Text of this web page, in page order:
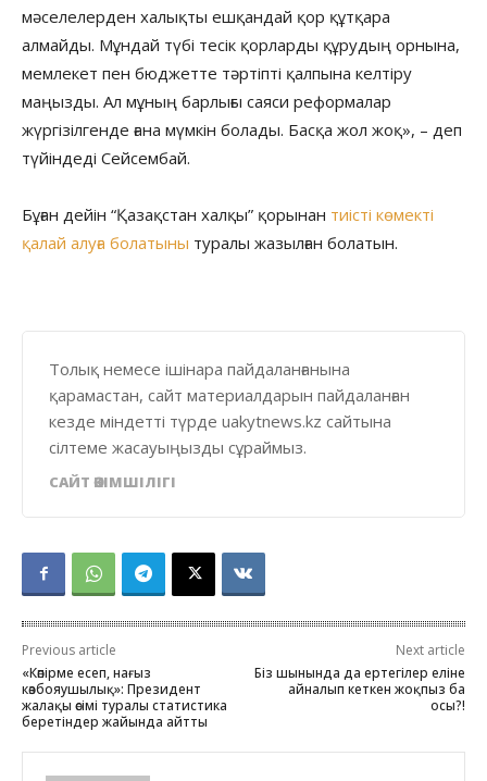
мәселелерден халықты ешқандай қор құтқара
алмайды. Мұндай түбі тесік қорларды құрудың орнына,
мемлекет пен бюджетте тәртіпті қалпына келтіру
маңызды. Ал мұның барлығы саяси реформалар
жүргізілгенде ғана мүмкін болады. Басқа жол жоқ», – деп
түйіндеді Сейсембай.
Бұған дейін “Қазақстан халқы” қорынан тиісті көмекті
қалай алуға болатыны туралы жазылған болатын.
Толық немесе ішінара пайдаланғанына
қарамастан, сайт материалдарын пайдаланған
кезде міндетті түрде uakytnews.kz сайтына
сілтеме жасауыңызды сұраймыз.
САЙТ ӘКІМШІЛІГІ
Previous article
«Көпірме есеп, нағыз
көзбояушылық»: Президент
жалақы өсімі туралы статистика
беретіндер жайында айтты
Next article
Біз шынында да ертегілер еліне
айналып кеткен жоқпыз ба
осы?!